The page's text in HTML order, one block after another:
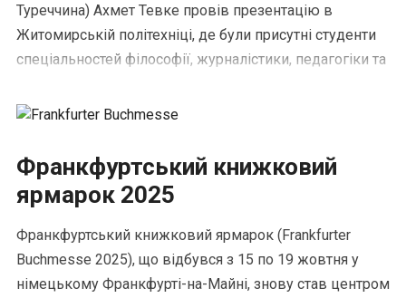
Туреччина) Ахмет Тевке провів презентацію в
Житомирській політехніці, де були присутні студенти
спеціальностей філософії, журналістики, педагогіки та
Франкфуртський книжковий
ярмарок 2025
Франкфуртський книжковий ярмарок (Frankfurter
Buchmesse 2025), що відбувся з 15 по 19 жовтня у
німецькому Франкфурті-на-Майні, знову став центром